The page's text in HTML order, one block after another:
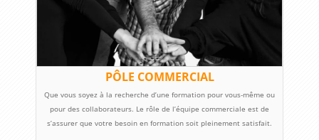
PÔLE COMMERCIAL
Que vous soyez à la recherche d’une formation pour vous-même ou
pour des collaborateurs. Le rôle de l’équipe commerciale est de
s’assurer que votre besoin en formation soit pleinement satisfait.